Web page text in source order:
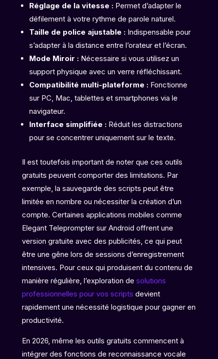
Réglage de la vitesse :Permet d’adapter le
défilement à votre rythme de parole naturel.
Taille de police ajustable :Indispensable pour
s’adapter à la distance entre l’orateur et l’écran.
Mode Miroir :Nécessaire si vous utilisez un
support physique avec un verre réfléchissant.
Compatibilité multi-plateforme :Fonctionne
sur PC, Mac, tablettes et smartphones via le
navigateur.
Interface simplifiée :Réduit les distractions
pour se concentrer uniquement sur le texte.
Il est toutefois important de noter que ces outils
gratuits peuvent comporter des limitations. Par
exemple, la sauvegarde des scripts peut être
limitée en nombre ou nécessiter la création d’un
compte. Certaines applications mobiles comme
Elegant Teleprompter sur Android offrent une
version gratuite avec des publicités, ce qui peut
être une gêne lors de sessions d’enregistrement
intensives. Pour ceux qui produisent du contenu de
manière régulière, l’exploration de solutions
professionnelles pour vos scripts devient
rapidement une nécessité logistique pour gagner en
productivité.
En 2026, même les outils gratuits commencent à
intégrer des fonctions de reconnaissance vocale